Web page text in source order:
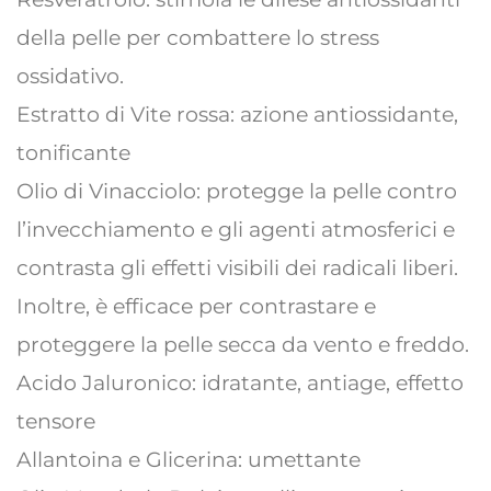
della pelle per combattere lo stress
ossidativo.
Estratto di Vite rossa: azione antiossidante,
tonificante
Olio di Vinacciolo: protegge la pelle contro
l’invecchiamento e gli agenti atmosferici e
contrasta gli effetti visibili dei radicali liberi.
Inoltre, è efficace per contrastare e
proteggere la pelle secca da vento e freddo.
Acido Jaluronico: idratante, antiage, effetto
tensore
Allantoina e Glicerina: umettante